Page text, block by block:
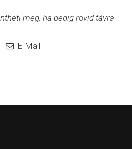
meg, ha pedig rövid távra
E-Mail